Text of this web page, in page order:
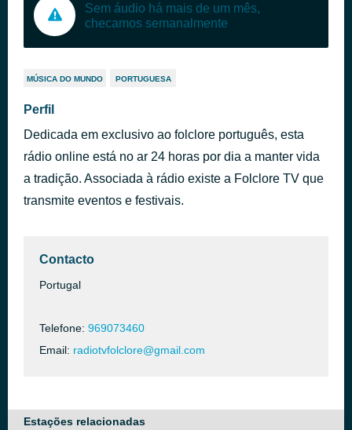
Sem áudio há mais de um mês,
checamos semanalmente
MÚSICA DO MUNDO PORTUGUESA
Perfil
Dedicada em exclusivo ao folclore português, esta
rádio online está no ar 24 horas por dia a manter vida
a tradição. Associada à rádio existe a Folclore TV que
transmite eventos e festivais.
Contacto
Portugal
Telefone: 969073460
Email: radiotvfolclore@gmail.com
Estações relacionadas